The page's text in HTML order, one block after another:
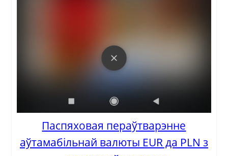
Паспяховая пераўтварэнне
аўтамабільнай валюты EUR да PLN з